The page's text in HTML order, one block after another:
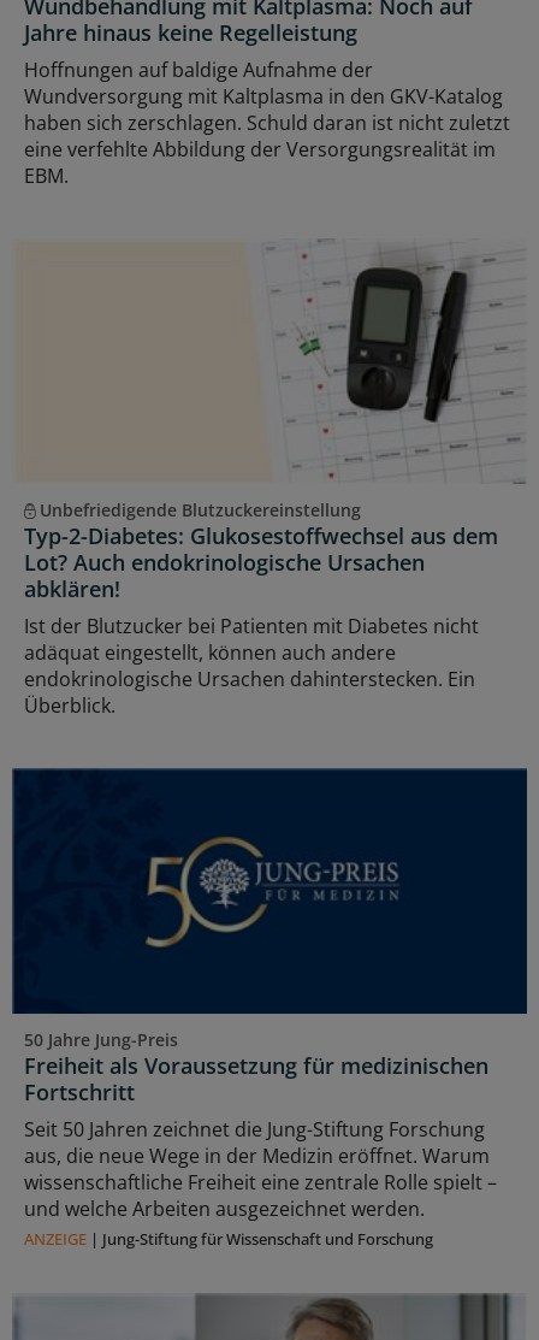
Wundbehandlung mit Kaltplasma: Noch auf
Jahre hinaus keine Regelleistung
Hoffnungen auf baldige Aufnahme der
Wundversorgung mit Kaltplasma in den GKV-Katalog
haben sich zerschlagen. Schuld daran ist nicht zuletzt
eine verfehlte Abbildung der Versorgungsrealität im
EBM.
Unbefriedigende Blutzuckereinstellung
Typ-2-Diabetes: Glukosestoffwechsel aus dem
Lot? Auch endokrinologische Ursachen
abklären!
Ist der Blutzucker bei Patienten mit Diabetes nicht
adäquat eingestellt, können auch andere
endokrinologische Ursachen dahinterstecken. Ein
Überblick.
50 Jahre Jung-Preis
Freiheit als Voraussetzung für medizinischen
Fortschritt
Seit 50 Jahren zeichnet die Jung-Stiftung Forschung
aus, die neue Wege in der Medizin eröffnet. Warum
wissenschaftliche Freiheit eine zentrale Rolle spielt –
und welche Arbeiten ausgezeichnet werden.
ANZEIGE | Jung-Stiftung für Wissenschaft und Forschung